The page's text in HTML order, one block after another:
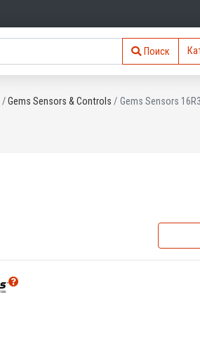
Поиск
Gems Sensors & Controls Gems Sensors